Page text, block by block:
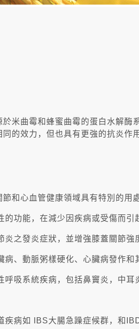
米曲霉和蜂蜜曲霉的蛋白水解
的效力，但也具有更強的抗炎作
和心血管健康領域具有特別的用
功能，在減少因疾病或受傷而
炎之發炎症狀，並增強膝蓋關節強
、動脈粥樣硬化、心臟病發作和
吸系統疾病，包括鼻竇炎，中耳
疾病如 IBS大腸急躁症候群，和